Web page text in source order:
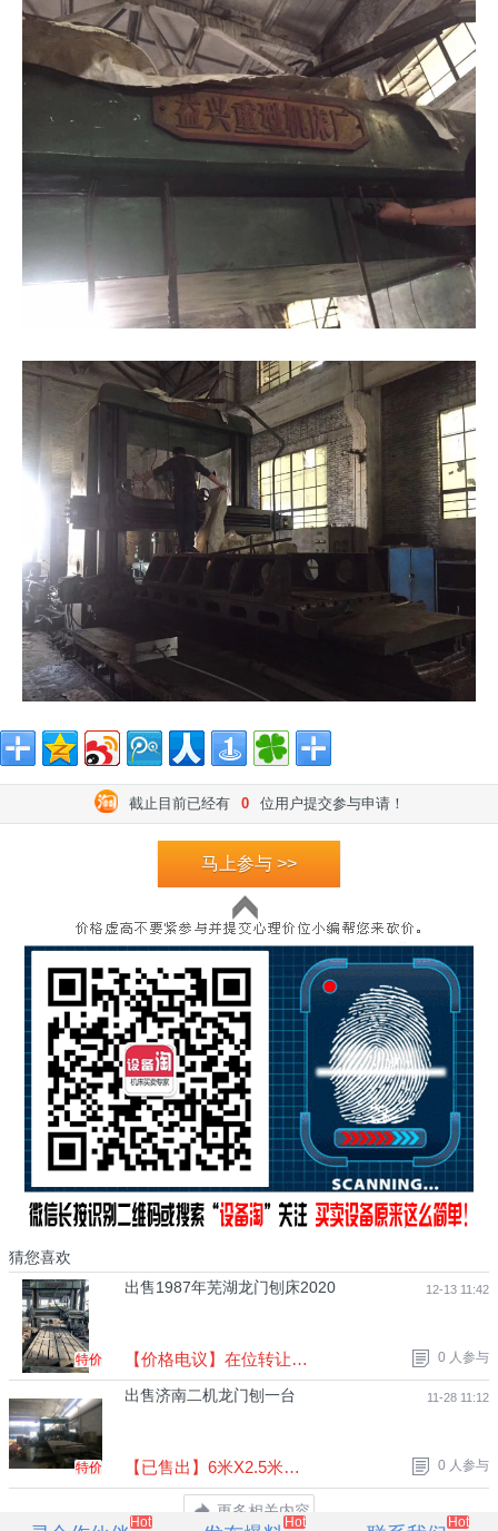
截止目前已经有 0 位用户提交参与申请！
马上参与 >>
猜您喜欢
特价
12-13 11:42
出售1987年芜湖龙门刨床2020
【价格电议】在位转让出售，可以试车，2X6米 ，价格合适有意向的联系 0 人参与
特价
11-28 11:12
出售济南二机龙门刨一台
【已售出】6米X2.5米，1998年 机 ，现在位处理 ，看上的联系。 0 人参与
更多相关内容
Hot Hot Hot